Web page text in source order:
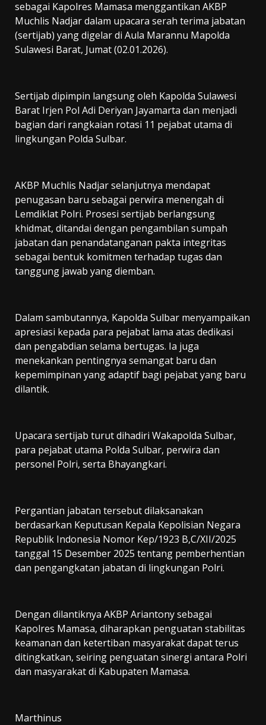
sebagai Kapolres Mamasa menggantikan AKBP
Muchlis Nadjar dalam upacara serah terima jabatan
(sertijab) yang digelar di Aula Marannu Mapolda
Sulawesi Barat, Jumat (02.01.2026).
Sertijab dipimpin langsung oleh Kapolda Sulawesi
Barat Irjen Pol Adi Deriyan Jayamarta dan menjadi
bagian dari rangkaian rotasi 11 pejabat utama di
lingkungan Polda Sulbar.
AKBP Muchlis Nadjar selanjutnya mendapat
penugasan baru sebagai perwira menengah di
Lemdiklat Polri. Prosesi sertijab berlangsung
khidmat, ditandai dengan pengambilan sumpah
jabatan dan penandatanganan pakta integritas
sebagai bentuk komitmen terhadap tugas dan
tanggung jawab yang diemban.
Dalam sambutannya, Kapolda Sulbar menyampaikan
apresiasi kepada para pejabat lama atas dedikasi
dan pengabdian selama bertugas. Ia juga
menekankan pentingnya semangat baru dan
kepemimpinan yang adaptif bagi pejabat yang baru
dilantik.
Upacara sertijab turut dihadiri Wakapolda Sulbar,
para pejabat utama Polda Sulbar, perwira dan
personel Polri, serta Bhayangkari.
Pergantian jabatan tersebut dilaksanakan
berdasarkan Keputusan Kepala Kepolisian Negara
Republik Indonesia Nomor Kep/1923 B,C/XII/2025
tanggal 15 Desember 2025 tentang pemberhentian
dan pengangkatan jabatan di lingkungan Polri.
Dengan dilantiknya AKBP Ariantony sebagai
Kapolres Mamasa, diharapkan penguatan stabilitas
keamanan dan ketertiban masyarakat dapat terus
ditingkatkan, seiring penguatan sinergi antara Polri
dan masyarakat di Kabupaten Mamasa.
Marthinus